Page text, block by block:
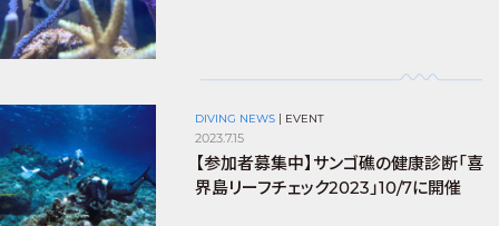
DIVING NEWS EVENT
2023.7.15
【参加者募集中】サンゴ礁の健康診断「喜
界島リーフチェック2023」10/7に開催